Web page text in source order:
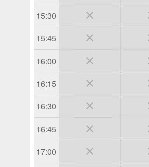
15:30 
15:45 
16:00 
16:15 
16:30 
16:45 
17:00 